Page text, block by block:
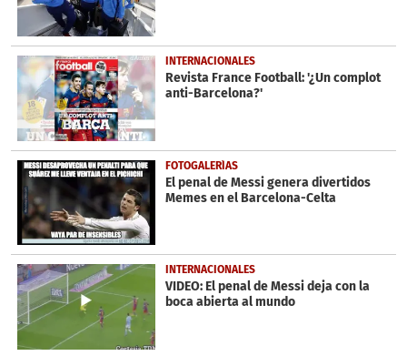
INTERNACIONALES
Revista France Football: '¿Un complot
anti-Barcelona?'
FOTOGALERÍAS
El penal de Messi genera divertidos
Memes en el Barcelona-Celta
INTERNACIONALES
VIDEO: El penal de Messi deja con la
boca abierta al mundo